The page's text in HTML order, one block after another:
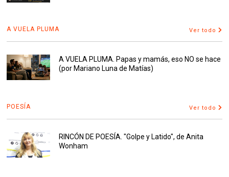
A VUELA PLUMA Ver todo
A VUELA PLUMA. Papas y mamás, eso NO se hace
(por Mariano Luna de Matías)
POESÍA Ver todo
RINCÓN DE POESÍA. "Golpe y Latido", de Anita
Wonham